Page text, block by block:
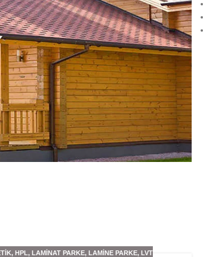
,HPL,LAMINAT PARKE,LAMINE PARKE,LVT